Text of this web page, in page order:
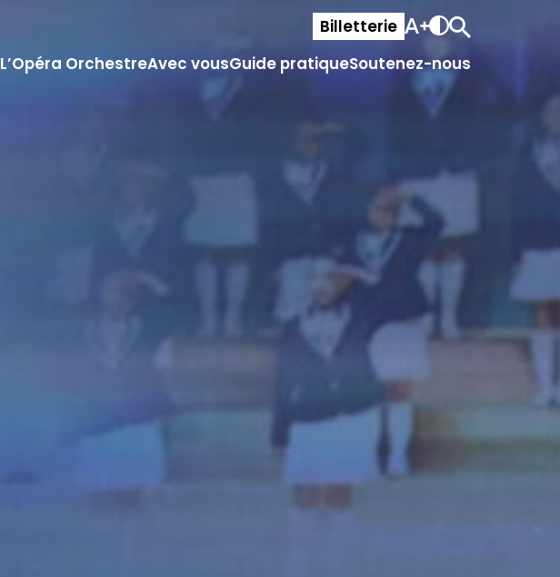
Billetterie
L’Opéra OrchestreAvec vousGuide pratiqueSoutenez-nous